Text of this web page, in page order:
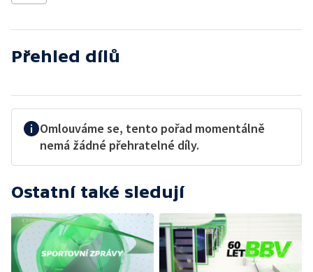
Přehled dílů
Omlouváme se, tento pořad momentálně
nemá žádné přehratelné díly.
Ostatní také sledují